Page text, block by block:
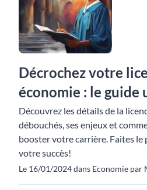
Décrochez votre
économie : le guide
Découvrez les détails de la
débouchés, ses enjeux et
booster votre carrière. Faites le
votre succès!
Le 16/01/2024 dans Economie par